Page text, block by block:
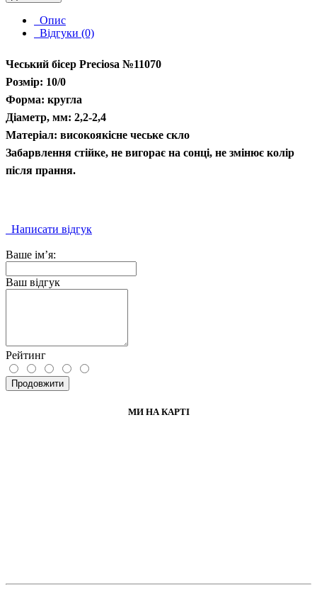
Опис
Відгуки (0)
Чеський бісер Preciosa №11070
Розмір: 10/0
Форма: кругла
Діаметр, мм: 2,2-2,4
Матеріал: високоякісне чеське скло
Забарвлення стійке, не вигорає на сонці, не змінює колір
після прання.
Написати відгук
Ваше ім’я:
Ваш відгук
Рейтинг
Продовжити
МИ НА КАРТІ